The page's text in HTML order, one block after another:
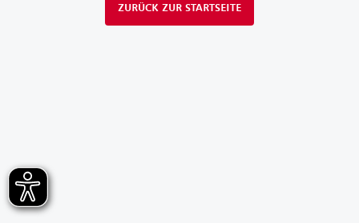
ZURÜCK ZUR STARTSEITE